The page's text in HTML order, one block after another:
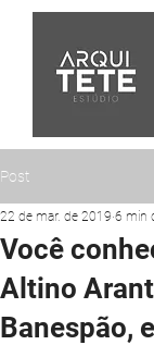
Post
Você
Altino
Banespão,
22 de mar. de 2019 6 min